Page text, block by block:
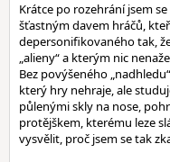
Krátce po rozehrání jsem
šťastným davem hráčů,
depersonifikovaného tak,
„alieny“ a kterým nic
Bez povýšeného
který hry nehraje, ale
půlenými skly na nose,
protějškem, kterému leze
vysvělit, proč jsem se tak